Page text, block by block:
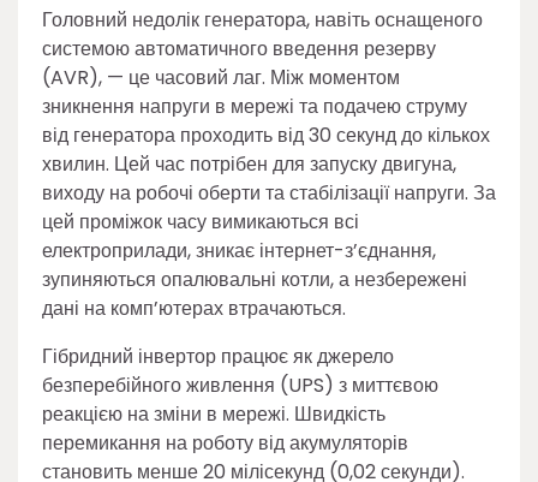
Головний недолік генератора, навіть оснащеного
системою автоматичного введення резерву
(AVR), — це часовий лаг. Між моментом
зникнення напруги в мережі та подачею струму
від генератора проходить від 30 секунд до кількох
хвилин. Цей час потрібен для запуску двигуна,
виходу на робочі оберти та стабілізації напруги. За
цей проміжок часу вимикаються всі
електроприлади, зникає інтернет-з’єднання,
зупиняються опалювальні котли, а незбережені
дані на комп’ютерах втрачаються.
Гібридний інвертор працює як джерело
безперебійного живлення (UPS) з миттєвою
реакцією на зміни в мережі. Швидкість
перемикання на роботу від акумуляторів
становить менше 20 мілісекунд (0,02 секунди).